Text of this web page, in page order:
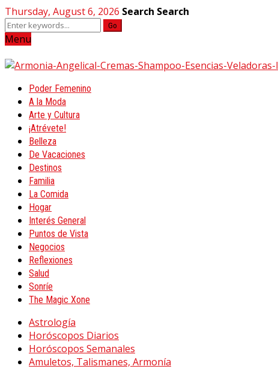
Thursday, August 6, 2026 Search Search
Go
Menu
Poder Femenino
A la Moda
Arte y Cultura
¡Atrévete!
Belleza
De Vacaciones
Destinos
Familia
La Comida
Hogar
Interés General
Puntos de Vista
Negocios
Reflexiones
Salud
Sonríe
The Magic Xone
Astrología
Horóscopos Diarios
Horóscopos Semanales
Amuletos, Talismanes, Armonía